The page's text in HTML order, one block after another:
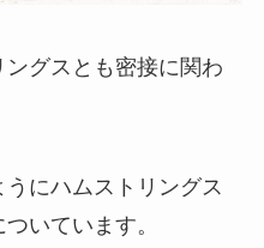
グスとも密接に関わ
にハムストリングス
いています。